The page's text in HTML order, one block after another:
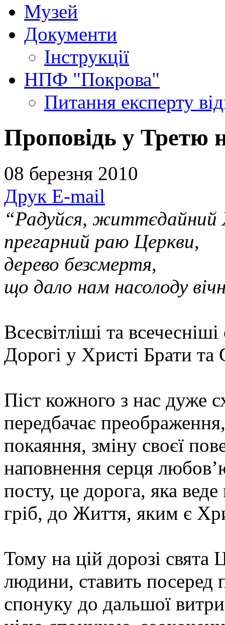
Музей
Документи
Інструкції
НПФ "Покрова"
Питання експерту
Проповідь у Третю
08 березня 2010
Друк E-mail
“Радуйся, життєдайний
прегарний раю Церкви,
дерево безсмертя,
що дало нам насолоду
Всесвітліші та всечесніші
Дорогі у Христі Брати та
Піст кожного з нас дуже
передбачає
покаяння, зміну своєї
наповнення серця
посту, це дорога, яка
гріб, до Життя, яким є
Тому на цій дорозі свята
людини, ставить посеред
спонуку до дальшої